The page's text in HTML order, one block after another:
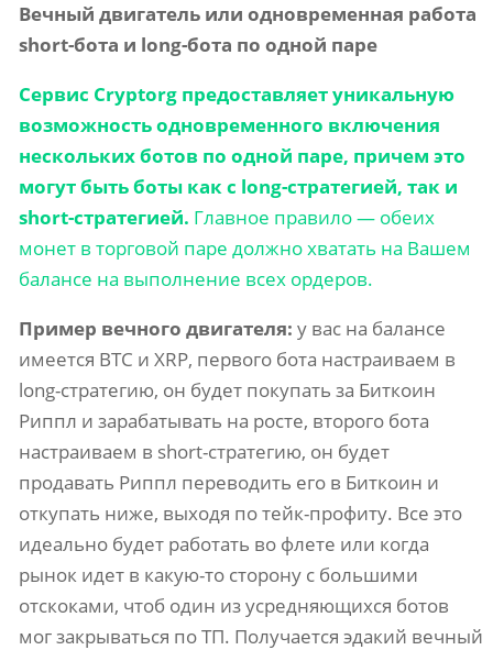
Вечный двигатель или одновременная работа
short-бота и long-бота по одной паре
Сервис Cryptorg предоставляет уникальную
возможность одновременного включения
нескольких ботов по одной паре, причем это
могут быть боты как с long-стратегией, так и
short-стратегией. Главное правило — обеих
монет в торговой паре должно хватать на Вашем
балансе на выполнение всех ордеров.
Пример вечного двигателя: у вас на балансе
имеется BTC и XRP, первого бота настраиваем в
long-стратегию, он будет покупать за Биткоин
Риппл и зарабатывать на росте, второго бота
настраиваем в short-стратегию, он будет
продавать Риппл переводить его в Биткоин и
откупать ниже, выходя по тейк-профиту. Все это
идеально будет работать во флете или когда
рынок идет в какую-то сторону с большими
отскоками, чтоб один из усредняющихся ботов
мог закрываться по ТП. Получается эдакий вечный